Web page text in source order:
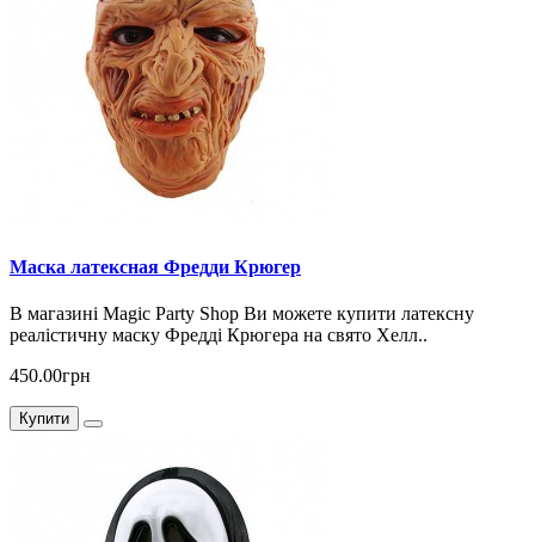
Маска латексная Фредди Крюгер
В магазині Magic Party Shop Ви можете купити латексну
реалістичну маску Фредді Крюгера на свято Хелл..
450.00грн
Купити